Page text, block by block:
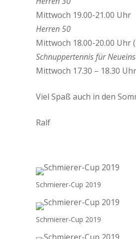
Mittwoch 19.00-21.00 Uhr
Herren 50
Mittwoch 18.00-20.00 Uhr (
Schnuppertennis für
Mittwoch 17.30 – 18.30 Uhr
Viel Spaß auch in den
Ralf
Schmierer-Cup 2019
Schmierer-Cup 2019